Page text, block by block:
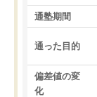
通塾期間
通った目的
偏差値の変
化